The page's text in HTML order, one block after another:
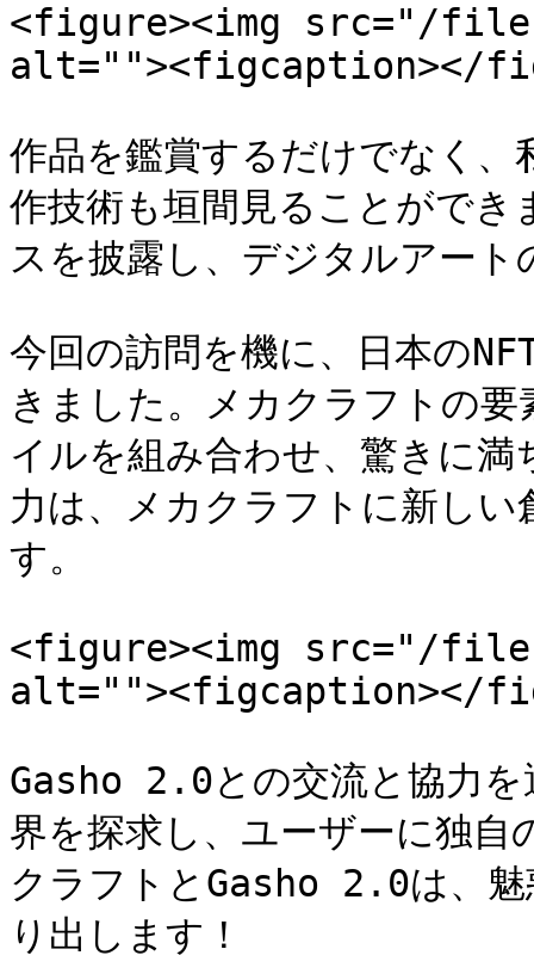
<figure><img src="/files/
alt=""><figcaption></
作品を鑑賞するだけでなく、
作技術も垣間見ることがで
スを披露し、デジタルアー
今回の訪問を機に、日本の
きました。メカクラフトの
イルを組み合わせ、驚きに
力は、メカクラフトに新し
す。
<figure><img src="/files/
alt=""><figcaption></
Gasho 2.0との交流と協力を
界を探求し、ユーザーに独自
クラフトとGasho 2.0は、魅
り出します！